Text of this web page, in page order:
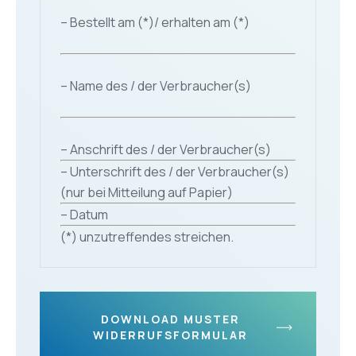
– Bestellt am (*)/ erhalten am (*)
– Name des / der Verbraucher(s)
– Anschrift des / der Verbraucher(s)
– Unterschrift des / der Verbraucher(s)
(nur bei Mitteilung auf Papier)
– Datum
(*) unzutreffendes streichen.
DOWNLOAD MUSTER
WIDERRUFSFORMULAR